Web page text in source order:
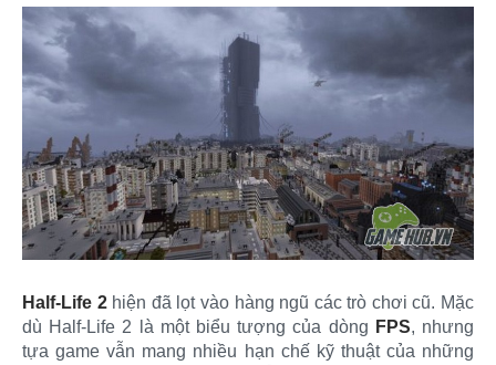
Half-Life 2hiện đã lọt vào hàng ngũ các trò chơi cũ. Mặc
dù Half-Life 2 là một biểu tượng của dòng FPS, nhưng
tựa game vẫn mang nhiều hạn chế kỹ thuật của những